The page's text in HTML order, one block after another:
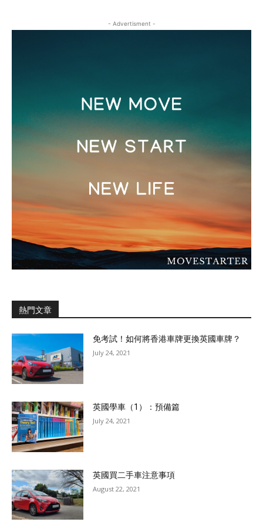
- Advertisment -
熱門文章
免考試！如何將香港車牌更換英國車牌？
July 24, 2021
英國學車（1）：預備篇
July 24, 2021
英國買二手車注意事項
August 22, 2021